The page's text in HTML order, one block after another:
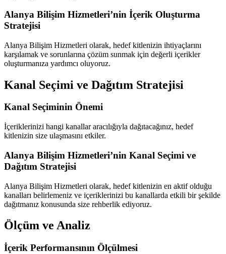
Alanya Bilişim Hizmetleri’nin İçerik Oluşturma
Stratejisi
Alanya Bilişim Hizmetleri olarak, hedef kitlenizin ihtiyaçlarını
karşılamak ve sorunlarına çözüm sunmak için değerli içerikler
oluşturmanıza yardımcı oluyoruz.
Kanal Seçimi ve Dağıtım Stratejisi
Kanal Seçiminin Önemi
İçeriklerinizi hangi kanallar aracılığıyla dağıtacağınız, hedef
kitlenizin size ulaşmasını etkiler.
Alanya Bilişim Hizmetleri’nin Kanal Seçimi ve
Dağıtım Stratejisi
Alanya Bilişim Hizmetleri olarak, hedef kitlenizin en aktif olduğu
kanalları belirlemeniz ve içeriklerinizi bu kanallarda etkili bir şekilde
dağıtmanız konusunda size rehberlik ediyoruz.
Ölçüm ve Analiz
İçerik Performansının Ölçülmesi